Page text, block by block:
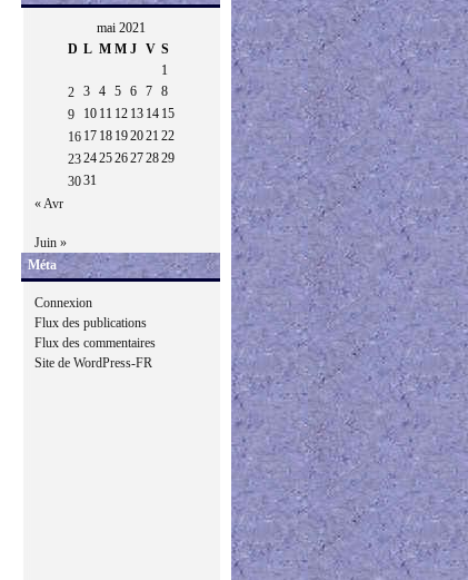
mai 2021
D L M M J V S
1
2
3 4 5 6 7
8
9
10 11 12 13 14 15
16 17 18 192021 22
23242526272829
3031
« Avr
Juin »
Méta
Connexion
Flux des publications
Flux des commentaires
Site de WordPress-FR